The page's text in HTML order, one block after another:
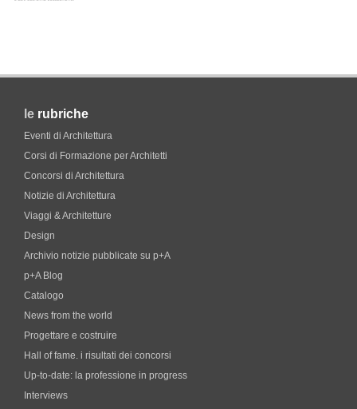
le rubriche
Eventi di Architettura
Corsi di Formazione per Architetti
Concorsi di Architettura
Notizie di Architettura
Viaggi & Architetture
Design
Archivio notizie pubblicate su p+A
p+A Blog
Catalogo
News from the world
Progettare e costruire
Hall of fame. i risultati dei concorsi
Up-to-date: la professione in progress
Interviews